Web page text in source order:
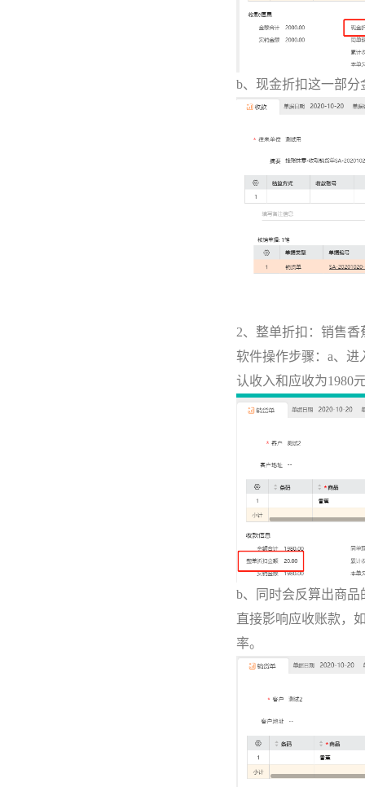
b、现金折扣这一部
2、整单折扣：销售香
软件操作步骤：a、
认收入和应收为1980
b、同时会反算出商
直接影响应收账款，
率。